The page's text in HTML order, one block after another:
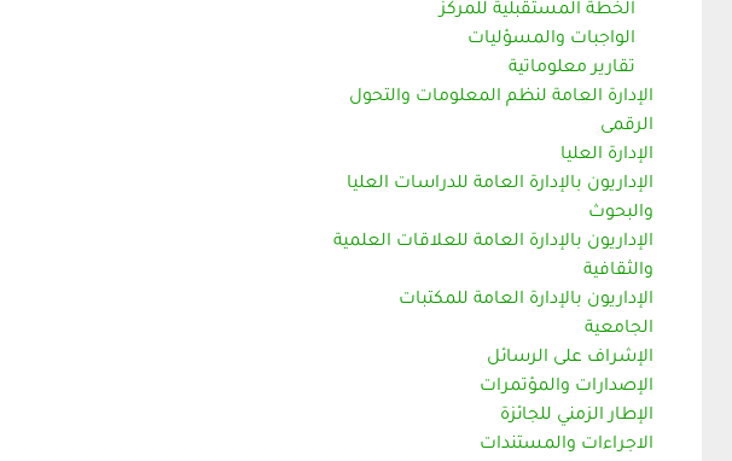
الخطة المستقبلية للمركز
الواجبات والمسؤليات
تقارير معلوماتية
الإدارة العامة لنظم المعلومات والتحول
الرقمى
الإدارة العليا
الإداريون بالإدارة العامة للدراسات العليا
والبحوث
الإداريون بالإدارة العامة للعلاقات العلمية
والثقافية
الإداريون بالإدارة العامة للمكتبات
الجامعية
الإشراف على الرسائل
الإصدارات والمؤتمرات
الإطار الزمني للجائزة
الاجراءات والمستندات